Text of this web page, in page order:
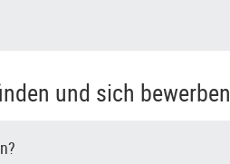
und sich bewerben